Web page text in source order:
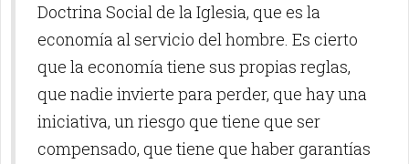
Doctrina Social de la Iglesia, que es la
economía al servicio del hombre. Es cierto
que la economía tiene sus propias reglas,
que nadie invierte para perder, que hay una
iniciativa, un riesgo que tiene que ser
compensado, que tiene que haber garantías